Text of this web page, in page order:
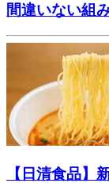
間違いない組
【日清食品】